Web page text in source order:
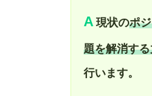
A 現状のポ
題を解消す
行います。